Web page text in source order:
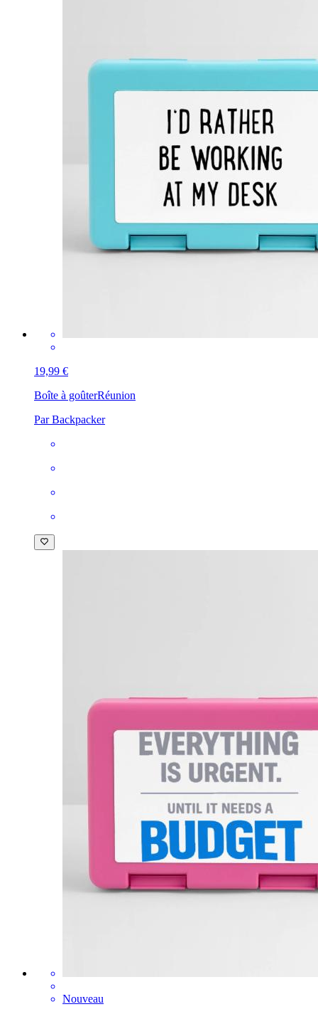
19,99 €
Boîte à goûterRéunion
Par Backpacker
Nouveau